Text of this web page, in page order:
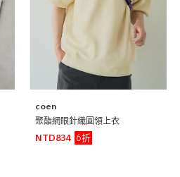
coen
聚酯網眼針織圓領上衣
NTD834
6折